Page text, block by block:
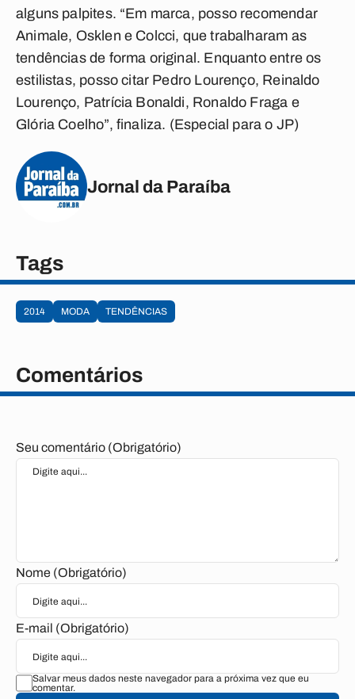
alguns palpites. “Em marca, posso recomendar
Animale, Osklen e Colcci, que trabalharam as
tendências de forma original. Enquanto entre os
estilistas, posso citar Pedro Lourenço, Reinaldo
Lourenço, Patrícia Bonaldi, Ronaldo Fraga e
Glória Coelho”, finaliza. (Especial para o JP)
Jornal da Paraíba
Tags
2014 MODA TENDÊNCIAS
Comentários
Seu comentário (Obrigatório)
Nome (Obrigatório)
E-mail (Obrigatório)
Salvar meus dados neste navegador para a próxima vez que eu
comentar.